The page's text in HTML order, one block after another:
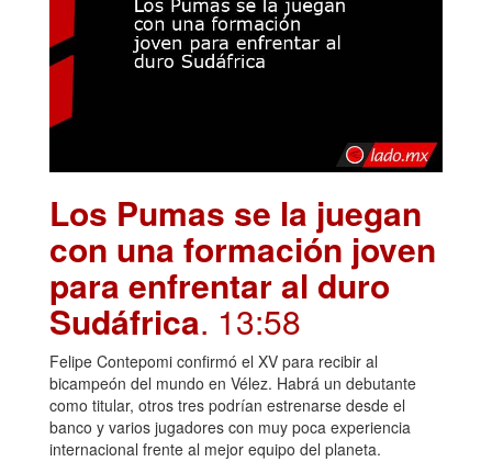
Los Pumas se la juegan
con una formación joven
para enfrentar al duro
Sudáfrica. 13:58
Felipe Contepomi confirmó el XV para recibir al
bicampeón del mundo en Vélez. Habrá un debutante
como titular, otros tres podrían estrenarse desde el
banco y varios jugadores con muy poca experiencia
internacional frente al mejor equipo del planeta.